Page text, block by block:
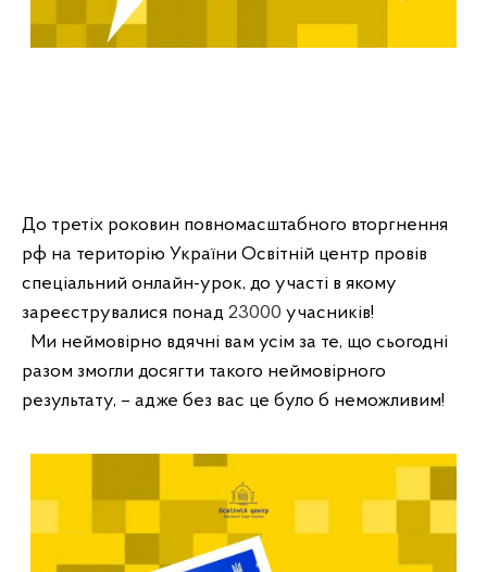
До третіх роковин повномасштабного вторгнення
рф на територію України Освітній центр провів
спеціальний онлайн-урок, до участі в якому
зареєструвалися понад 23000
Ми неймовірно вдячні вам усім за те, що сьогодні
разом змогли досягти такого неймовірного